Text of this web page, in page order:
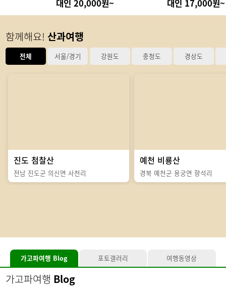
대인 20,000원~ 대인 17,000원~
함께해요!산과여행
전체 서울/경기 강원도 충청도 경상도
진도 첨찰산
전남 진도군 의신면 사천리
예천 비룡산
경북 예천군 용궁면 향석리
가고파여행 Blog 포토갤러리 여행동영상
가고파여행 Blog